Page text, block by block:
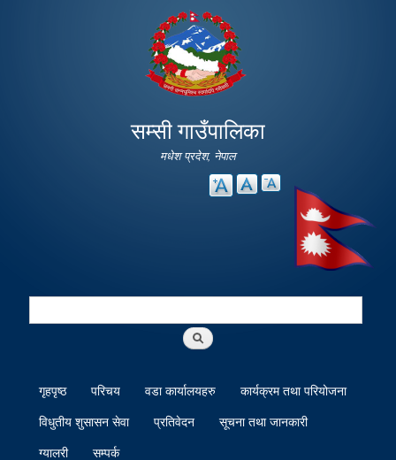
main
content
सम्सी गाउँपालिका
मधेश प्रदेश, नेपाल
Search
गृहपृष्ठ परिचय वडा कार्यालयहरु
कार्यक्रम तथा परियोजना
विधुतीय शुसासन सेवा
प्रतिवेदन
सूचना तथा जानकारी
ग्यालरी
सम्पर्क